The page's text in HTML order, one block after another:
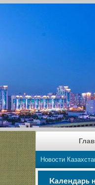
Новости
Календарь